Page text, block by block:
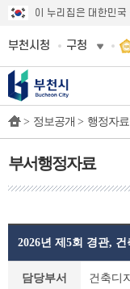
이 누리집은 대한민
부천시청 구청
> 정보공개 > 행정자
부서행정자료
2026년 제5회 경관,
담당부서 건축디